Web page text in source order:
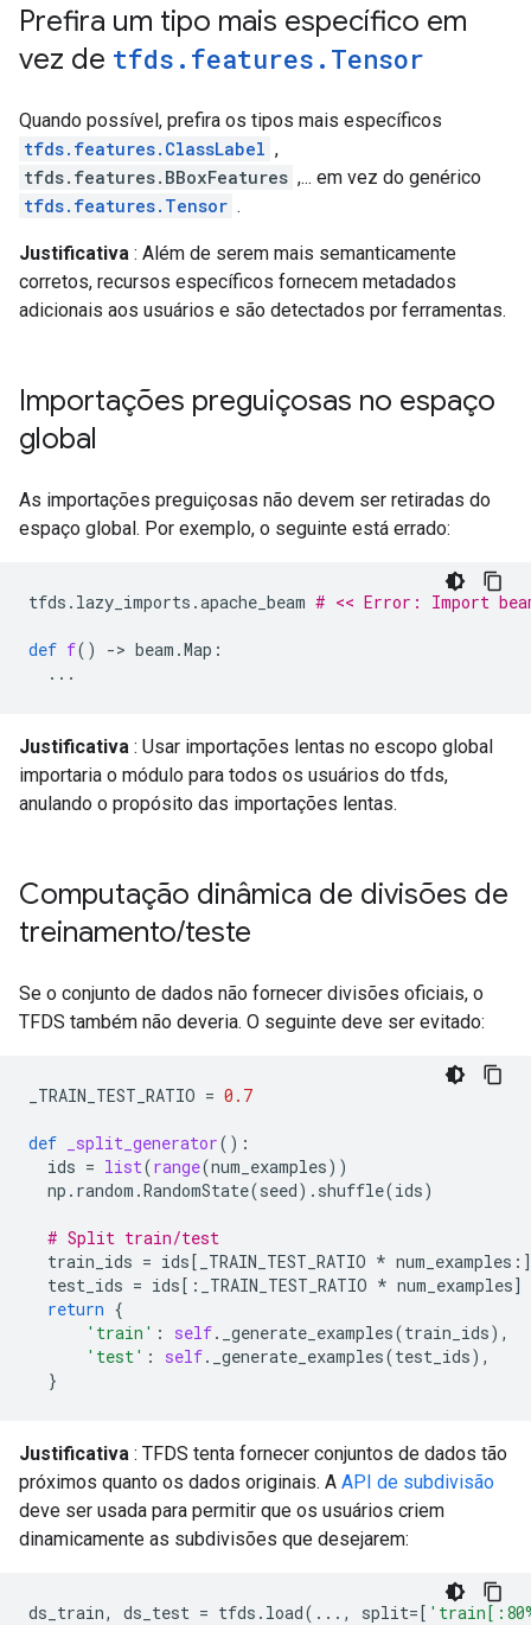
Prefira um tipo mais específico em
vez de tfds . features . Tensor
Quando possível, prefira os tipos mais específicos
tfds.features.ClassLabel ,
tfds.features.BBoxFeatures ,... em vez do genérico
tfds.features.Tensor .
Justificativa : Além de serem mais semanticamente
corretos, recursos específicos fornecem metadados
adicionais aos usuários e são detectados por ferramentas.
Importações preguiçosas no espaço
global
As importações preguiçosas não devem ser retiradas do
espaço global. Por exemplo, o seguinte está errado:
tfds . lazy_imports .apache_beam # << Error: Import
def f() -> beam .Map :
...
Justificativa : Usar importações lentas no escopo global
importaria o módulo para todos os usuários do tfds,
anulando o propósito das importações lentas.
Computação dinâmica de divisões de
treinamento/teste
Se o conjunto de dados não fornecer divisões oficiais, o
TFDS também não deveria. O seguinte deve ser evitado:
_TRAIN_TEST_RATIO = 0.7
def _split_generator():
ids = list(range(num_examples))
np . random .RandomState(seed) . shuffle(ids)
# Split train/test
train_ids = ids[ _TRAIN_TEST_RATIO * num_examples :]
test_ids = ids[: _TRAIN_TEST_RATIO * num_examples]
return {
'train' : self. _generate_examples(train_ids),
'test' : self. _generate_examples(test_ids),
}
Justificativa : TFDS tenta fornecer conjuntos de dados tão
próximos quanto os dados originais. A API de subdivisão
deve ser usada para permitir que os usuários criem
dinamicamente as subdivisões que desejarem:
ds_train, ds_test = tfds . load( ... , split=[